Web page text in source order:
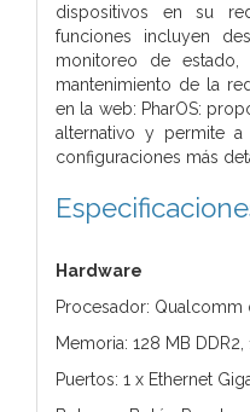
dispositivos en su
funciones incluyen
monitoreo de estado,
mantenimiento de la
en la web: PharOS:
alternativo y permite
configuraciones más
Hardware
Procesador: Qualcomm
Memoria: 128 MB DDR2,
Puertos: 1 x Ethernet